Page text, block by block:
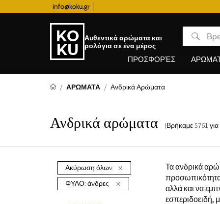
info@koku.gr
Αυθεντικά αρώματα και
ρολόγια σε ένα μέρος
ΠΡΟΣΦΟΡΈΣ
ΑΡΩΜΑΤΑ Ανδρικά Αρώματα
Ανδρικά αρώματα (Βρήκαμε5761
Ακύρωση όλων των φίλτρων
ΦΥΛΟ: άνδρες
Τα ανδρικά
αλλά και να
εσπεριδοειδή,